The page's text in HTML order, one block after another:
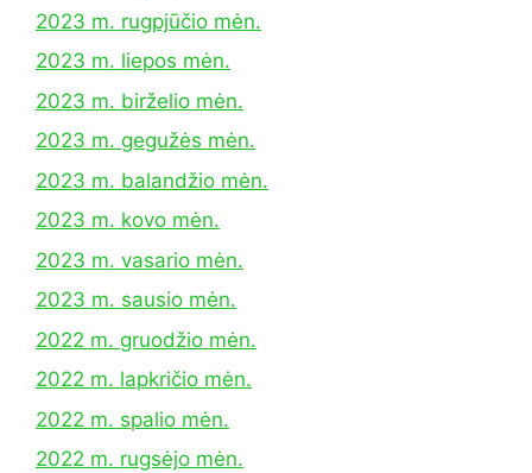
2023 m. rugpjūčio mėn.
2023 m. liepos mėn.
2023 m. birželio mėn.
2023 m. gegužės mėn.
2023 m. balandžio mėn.
2023 m. kovo mėn.
2023 m. vasario mėn.
2023 m. sausio mėn.
2022 m. gruodžio mėn.
2022 m. lapkričio mėn.
2022 m. spalio mėn.
2022 m. rugsėjo mėn.